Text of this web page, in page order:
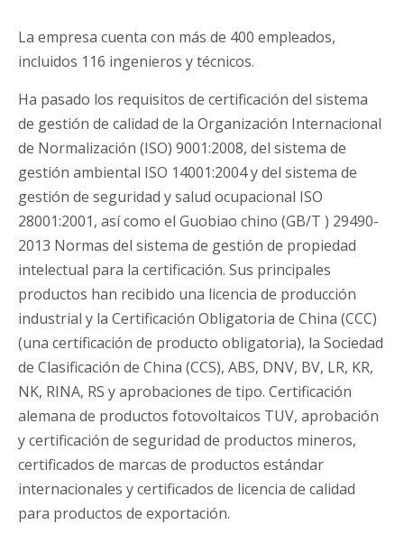
La empresa cuenta con más de 400 empleados,
incluidos 116 ingenieros y técnicos.
Ha pasado los requisitos de certificación del sistema
de gestión de calidad de la Organización Internacional
de Normalización (ISO) 9001:2008, del sistema de
gestión ambiental ISO 14001:2004 y del sistema de
gestión de seguridad y salud ocupacional ISO
28001:2001, así como el Guobiao chino (GB/T ) 29490-
2013 Normas del sistema de gestión de propiedad
intelectual para la certificación. Sus principales
productos han recibido una licencia de producción
industrial y la Certificación Obligatoria de China (CCC)
(una certificación de producto obligatoria), la Sociedad
de Clasificación de China (CCS), ABS, DNV, BV, LR, KR,
NK, RINA, RS y aprobaciones de tipo. Certificación
alemana de productos fotovoltaicos TUV, aprobación
y certificación de seguridad de productos mineros,
certificados de marcas de productos estándar
internacionales y certificados de licencia de calidad
para productos de exportación.